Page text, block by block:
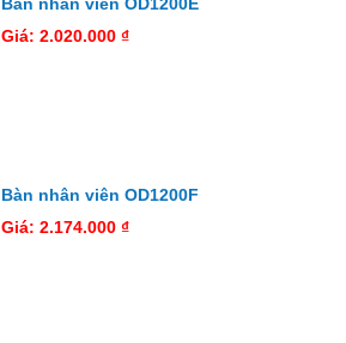
Giá: 2.020.000 ₫
Bàn nhân viên OD1200F
Giá: 2.174.000 ₫